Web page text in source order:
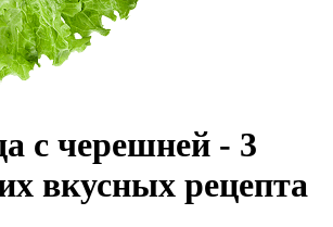
с черешней - 3
вкусных рецепта